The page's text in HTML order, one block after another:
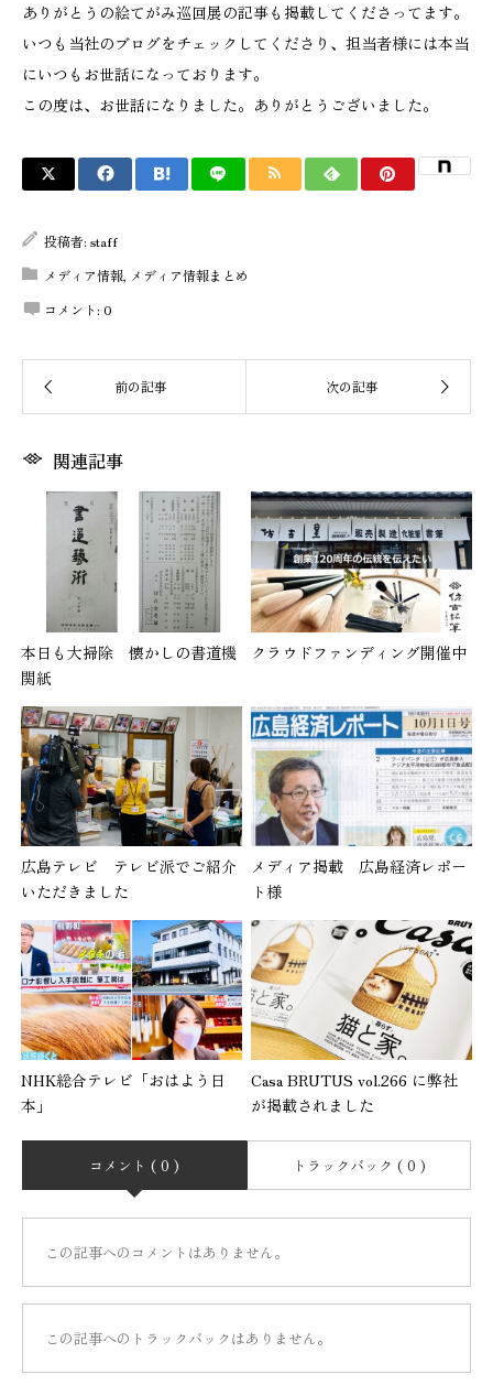
ありがとうの絵てがみ巡回展の記事も掲載してくださってます。
いつも当社のブログをチェックしてくださり、担当者様には本当
にいつもお世話になっております。
この度は、お世話になりました。ありがとうございました。
投稿者: staff
メディア情報, メディア情報まとめ
コメント: 0
関連記事
本日も大掃除 懐かしの書道機
関紙
クラウドファンディング開催中
広島テレビ テレビ派でご紹介
いただきました
メディア掲載 広島経済レポー
ト様
NHK総合テレビ「おはよう日
本」
Casa BRUTUS vol.266 に弊社
が掲載されました
コメント ( 0 ) トラックバック ( 0 )
この記事へのコメントはありません。
この記事へのトラックバックはありません。